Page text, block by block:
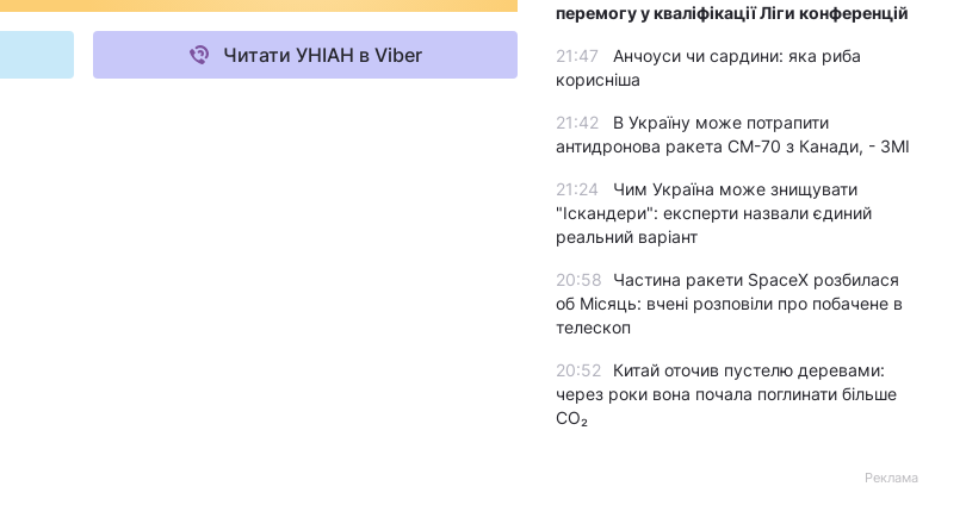
Читати УНІАН в Viber
перемогу у кваліфікації Ліги конференцій
21:47
Анчоуси чи сардини: яка риба
корисніша
21:42
В Україну може потрапити
антидронова ракета CM-70 з Канади, - ЗМІ
21:24
Чим Україна може знищувати
"Іскандери": експерти назвали єдиний
реальний варіант
20:58
Частина ракети SpaceX розбилася
об Місяць: вчені розповіли про побачене в
телескоп
20:52
Китай оточив пустелю деревами:
через роки вона почала поглинати більше
CO₂
Реклама